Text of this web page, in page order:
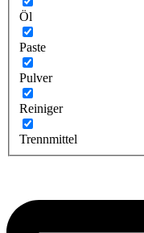
Öl
Paste
Pulver
Reiniger
Trennmittel